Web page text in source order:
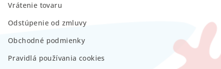
Vrátenie tovaru
Odstúpenie od zmluvy
Obchodné podmienky
Pravidlá používania cookies